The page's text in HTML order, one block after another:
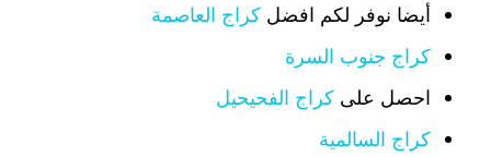
أيضا نوفر لكم افضل كراج العاصمة
كراج جنوب السرة
احصل على كراج الفحيحيل
كراج السالمية